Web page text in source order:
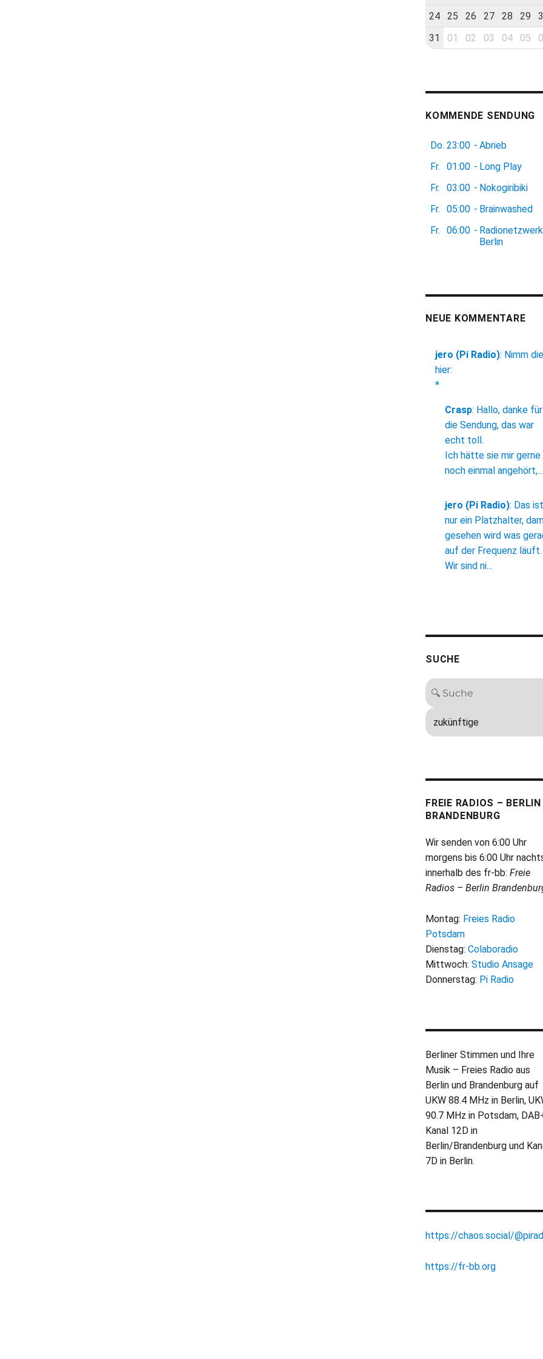
24
25 26 27 28 29
31
01 02 03 04 05
KOMMENDE SENDUNG
Do. 23:00 - Abrieb
Fr.
01:00 - Long Play
Fr.
03:00 - Nokogiribiki
Fr.
05:00 - Brainwashed
Fr.
06:00 - Radionetzwerk
Berlin
NEUE KOMMENTARE
jero (Pi Radio): Nimm die
hier:
*
Crasp: Hallo, danke für
die Sendung, das war
echt toll.
Ich hätte sie mir gerne
noch einmal angehört,...
jero (Pi Radio): Das ist
nur ein Platzhalter,
gesehen wird was
auf der Frequenz läuft.
Wir sind ni...
SUCHE
FREIE RADIOS – BERLIN
BRANDENBURG
Wir senden von 6:00 Uhr
morgens bis 6:00 Uhr
innerhalb des fr-bb: Freie
Radios – Berlin
Montag: Freies Radio
Potsdam
Dienstag: Colaboradio
Mittwoch: Studio Ansage
Donnerstag: Pi Radio
Berliner Stimmen und Ihre
Musik – Freies Radio aus
Berlin und Brandenburg auf
UKW 88.4 MHz in Berlin,
90.7 MHz in Potsdam,
Kanal 12D in
Berlin/Brandenburg und
7D in Berlin.
https://chaos.social/
https://fr-bb.org